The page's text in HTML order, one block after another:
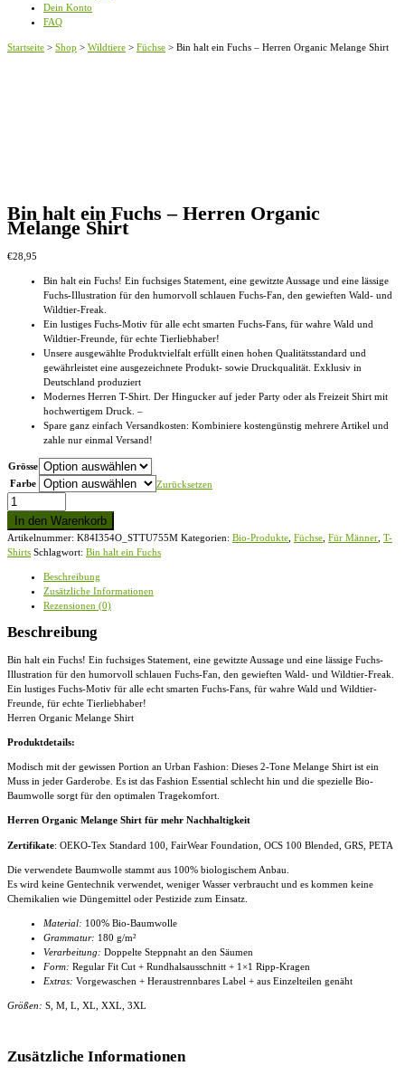
Dein Konto
FAQ
Startseite > Shop > Wildtiere > Füchse > Bin halt ein Fuchs – Herren Organic Melange Shirt
Bin halt ein Fuchs – Herren Organic
Melange Shirt
€28,95
Bin halt ein Fuchs! Ein fuchsiges Statement, eine gewitzte Aussage und eine lässige
Fuchs-Illustration für den humorvoll schlauen Fuchs-Fan, den gewieften Wald- und
Wildtier-Freak.
Ein lustiges Fuchs-Motiv für alle echt smarten Fuchs-Fans, für wahre Wald und
Wildtier-Freunde, für echte Tierliebhaber!
Unsere ausgewählte Produktvielfalt erfüllt einen hohen Qualitätsstandard und
gewährleistet eine ausgezeichnete Produkt- sowie Druckqualität. Exklusiv in
Deutschland produziert
Modernes Herren T-Shirt. Der Hingucker auf jeder Party oder als Freizeit Shirt mit
hochwertigem Druck. –
Spare ganz einfach Versandkosten: Kombiniere kostengünstig mehrere Artikel und
zahle nur einmal Versand!
Grösse
Farbe
Zurücksetzen
Bin
halt
ein
Fuchs
-
Menge
In den Warenkorb
Artikelnummer: K84I354O_STTU755M Kategorien: Bio-Produkte Füchse Für Männer T-
Shirts Schlagwort: Bin halt ein Fuchs
Beschreibung
Zusätzliche Informationen
Rezensionen (0)
Beschreibung
Bin halt ein Fuchs! Ein fuchsiges Statement, eine gewitzte Aussage und eine lässige Fuchs-
Illustration für den humorvoll schlauen Fuchs-Fan, den gewieften Wald- und Wildtier-Freak.
Ein lustiges Fuchs-Motiv für alle echt smarten Fuchs-Fans, für wahre Wald und Wildtier-
Freunde, für echte Tierliebhaber!
Herren Organic Melange Shirt
Produktdetails:
Modisch mit der gewissen Portion an Urban Fashion: Dieses 2-Tone Melange Shirt ist ein
Muss in jeder Garderobe. Es ist das Fashion Essential schlecht hin und die spezielle Bio-
Baumwolle sorgt für den optimalen Tragekomfort.
Herren Organic Melange Shirt für mehr Nachhaltigkeit
Zertifikate: OEKO-Tex Standard 100, FairWear Foundation, OCS 100 Blended, GRS, PETA
Die verwendete Baumwolle stammt aus 100% biologischem Anbau.
Es wird keine Gentechnik verwendet, weniger Wasser verbraucht und es kommen keine
Chemikalien wie Düngemittel oder Pestizide zum Einsatz.
Material: 100% Bio-Baumwolle
Grammatur: 180 g/m²
Verarbeitung: Doppelte Steppnaht an den Säumen
Form: Regular Fit Cut + Rundhalsausschnitt + 1×1 Ripp-Kragen
Extras: Vorgewaschen + Heraustrennbares Label + aus Einzelteilen genäht
Größen: S, M, L, XL, XXL, 3XL
Zusätzliche Informationen